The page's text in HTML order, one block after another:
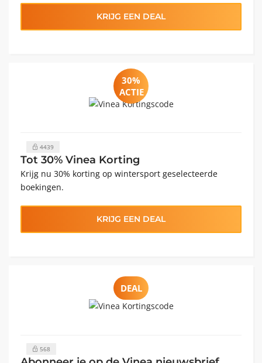
KRIJG EEN DEAL
30%
ACTIE
4439
Tot 30% Vinea Korting
Krijg nu 30% korting op wintersport geselecteerde
boekingen.
KRIJG EEN DEAL
DEAL
568